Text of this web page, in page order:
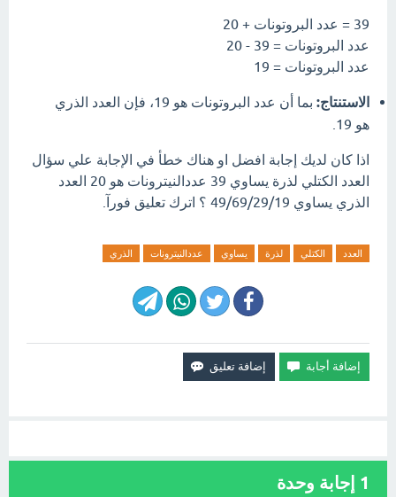
39 = عدد البروتونات + 20
عدد البروتونات = 39 - 20
عدد البروتونات = 19
الاستنتاج:
بما أن عدد البروتونات هو 19، فإن العدد الذري
هو 19.
اذا كان لديك إجابة افضل او هناك خطأ في الإجابة علي سؤال
العدد الكتلي لذرة يساوي 39 عددالنيترونات هو 20 العدد
الذري يساوي 49/69/29/19 ؟ اترك تعليق فورآ.
العدد الكتلي لذرة يساوي عددالنيترونات الذري
1 إجابة وحدة